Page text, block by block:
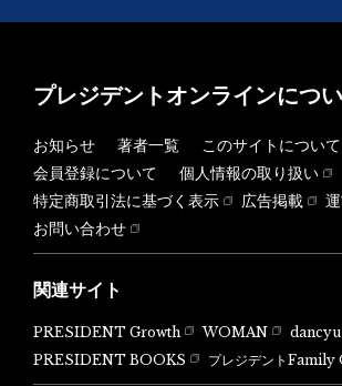
プレジデントオンラインにつ
お知らせ 著者一覧
このサイトについて
会員登録について
個人情報の取り扱い
特定商取引法に基づく表示
広告掲載
お問い合わせ
関連サイト
PRESIDENT Growth WOMAN dancyu
PRESIDENT BOOKS
プレジデント